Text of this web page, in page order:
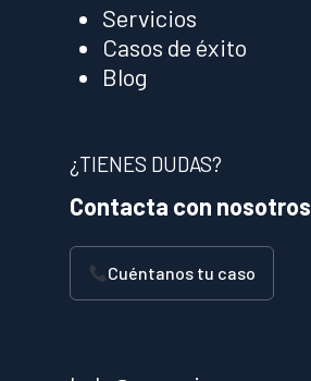
Servicios
Casos de éxito
Blog
¿TIENES DUDAS?
Contacta con nosotros
Cuéntanos tu caso